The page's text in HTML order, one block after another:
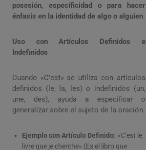
posesión, especificidad o para hacer
énfasis en la identidad de algo o alguien.
Uso con Artículos Definidos e
Indefinidos
Cuando «C’est» se utiliza con artículos
definidos (le, la, les) o indefinidos (un,
une, des), ayuda a especificar o
generalizar sobre el sujeto de la oración.
Ejemplo con Artículo Definido: «C’est le
livre que je cherche» (Es el libro que